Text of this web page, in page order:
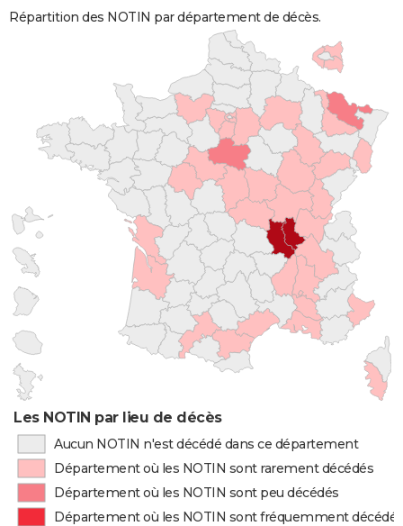
Répartition des NOTIN par département de décès.
Les NOTIN par lieu de décès
Aucun NOTIN n'est décédé dans ce département
Département où les NOTIN sont rarement décédés
Département où les NOTIN sont peu décédés
Département où les NOTIN sont fréquemment décédés